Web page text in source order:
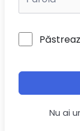
Nu ai